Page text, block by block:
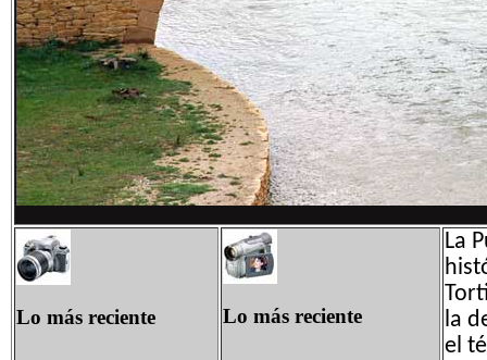
Lo más reciente Lo más reciente
La
la
el